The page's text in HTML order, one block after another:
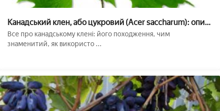
Канадський клен, або цукровий (Acer saccharum): опис,
природне значення і застосування, посадка і догляд,
фото
Все про канадському клені: його походження, чим
знаменитий, як використо ...